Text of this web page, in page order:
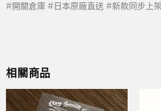
#開關倉庫 #日本原廠直送 #新款同步上架
相關商品